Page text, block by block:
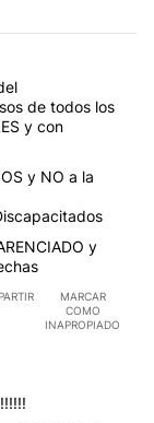
de todos los
y con
y NO a la
y
MARCAR
COMO
INAPROPIADO